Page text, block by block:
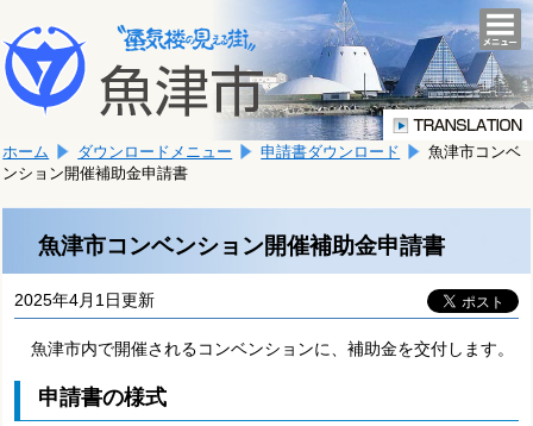
文
へ
移
ま
す。
こ
か
文
で
す。
ホーム ダウンロードメニュー 申請書ダウンロード
魚津市コンベ
ンション開催補助金申請書
魚津市コンベンション開催補助金申請書
2025年4月1日更新
魚津市内で開催されるコンベンションに、補助金を交付します。
申請書の様式